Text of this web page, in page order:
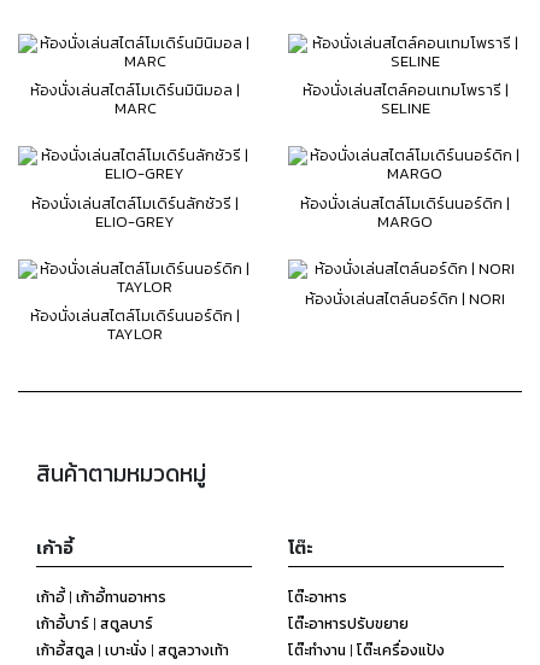
ห้องนั่งเล่นสไตล์โมเดิร์นมินิมอล |
MARC
ห้องนั่งเล่นสไตล์คอนเทมโพรารี |
SELINE
ห้องนั่งเล่นสไตล์โมเดิร์นลักชัวรี |
ELIO-GREY
ห้องนั่งเล่นสไตล์โมเดิร์นนอร์ดิก |
MARGO
ห้องนั่งเล่นสไตล์โมเดิร์นนอร์ดิก |
TAYLOR
ห้องนั่งเล่นสไตล์นอร์ดิก | NORI
สินค้าตามหมวดหมู่
เก้าอี้
เก้าอี้ | เก้าอี้ทานอาหาร
เก้าอี้บาร์ | สตูลบาร์
เก้าอี้สตูล | เบาะนั่ง | สตูลวางเท้า
โต๊ะ
โต๊ะอาหาร
โต๊ะอาหารปรับขยาย
โต๊ะทำงาน | โต๊ะเครื่องแป้ง